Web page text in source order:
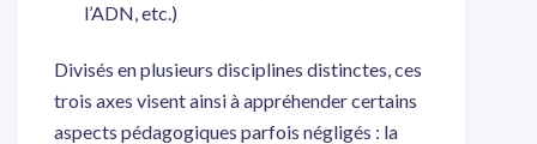
l’ADN, etc.)
Divisés en plusieurs disciplines distinctes, ces
trois axes visent ainsi à appréhender certains
aspects pédagogiques parfois négligés : la